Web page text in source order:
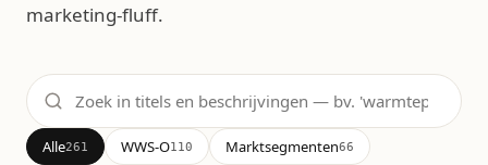
marketing-fluff.
Alle261 WWS-O110 Marktsegmenten66